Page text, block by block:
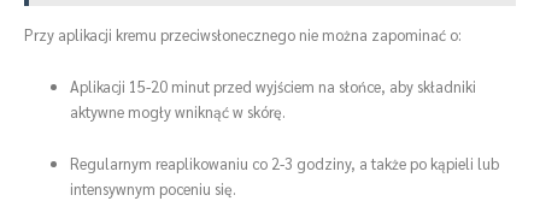
Przy aplikacji kremu przeciwsłonecznego nie można zapominać o:
Aplikacji 15-20 minut przed wyjściem na słońce, aby składniki
aktywne mogły wniknąć w skórę.
Regularnym reaplikowaniu co 2-3 godziny, a także po kąpieli lub
intensywnym poceniu się.